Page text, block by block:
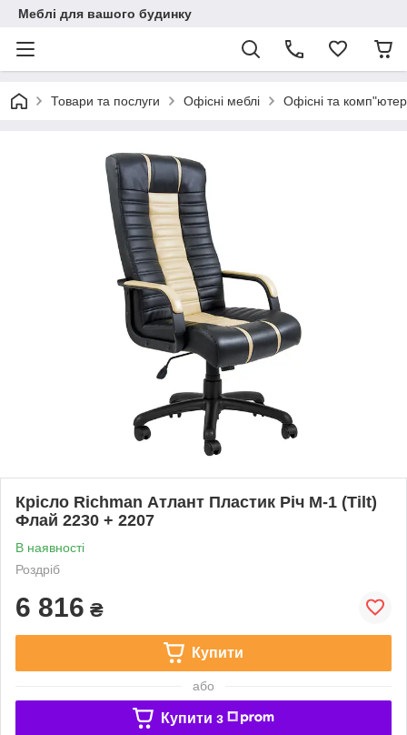
Меблі для вашого будинку
Товари та послуги Офісні меблі Офісні та
Крісло Richman Атлант Пластик Річ М-1 (Tilt)
Флай 2230 + 2207
В наявності
Роздріб
6 816 ₴
Купити
або
Купити з